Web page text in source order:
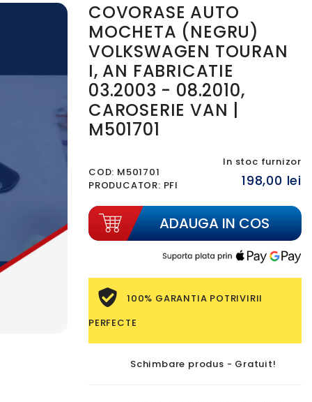
COVORASE AUTO
MOCHETA (NEGRU)
VOLKSWAGEN TOURAN
I, AN FABRICATIE
03.2003 - 08.2010,
CAROSERIE VAN |
M501701
COD: M501701
PRODUCATOR: PFI
In stoc furnizor
198,00 lei
ADAUGA IN COS
100% GARANTIA POTRIVIRII
PERFECTE
DOAR LA PTC AUTO:dacă produsul nu
Schimbare produs - Gratuit!